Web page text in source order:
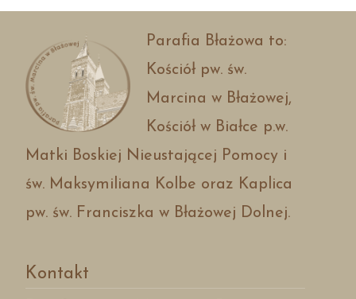
Parafia Błażowa to:
Kościół pw. św.
Marcina w Błażowej,
Kościół w Białce p.w.
Matki Boskiej Nieustającej Pomocy i
św. Maksymiliana Kolbe oraz Kaplica
pw. św. Franciszka w Błażowej Dolnej.
Kontakt